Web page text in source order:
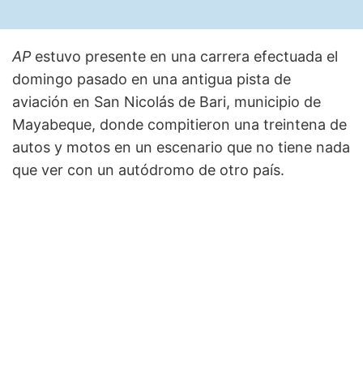
AP estuvo presente en una carrera efectuada el
domingo pasado en una antigua pista de
aviación en San Nicolás de Bari, municipio de
Mayabeque, donde compitieron una treintena de
autos y motos en un escenario que no tiene nada
que ver con un autódromo de otro país.